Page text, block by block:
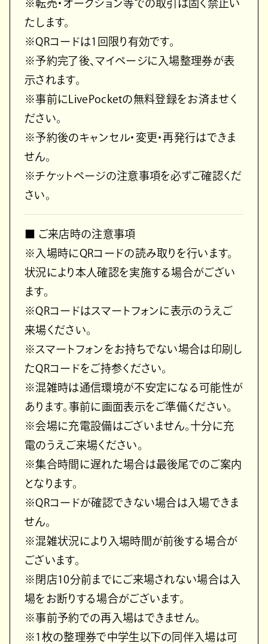
※転売・オークション等での取引は固く禁止い
たします。
※QRコードは1回限り有効です。
※予約完了後、マイページに入場整理券が表
示されます。
※事前にLivePocketの無料登録をお済ませく
ださい。
※予約後のキャンセル・変更・再発行はできま
せん。
※チケットページの注意事項を必ずご確認くだ
さい。
■ ご来店時の注意事項
※入場時にQRコードの読み取りを行います。
状況により本人確認を実施する場合がござい
ます。
※QRコードはスマートフォンに表示のうえご
来場ください。
※スマートフォンをお持ちでない場合は印刷し
たQRコードをご持参ください。
※混雑時は通信環境が不安定になる可能性が
あります。事前に画面表示をご準備ください。
※会場に充電設備はございません。十分に充
電のうえご来場ください。
※集合時間に遅れた場合は最後尾でのご案内
となります。
※QRコードが確認できない場合は入場できま
せん。
※混雑状況により入場時間が前後する場合が
ございます。
※閉店10分前までにご来場されない場合は入
場をお断りする場合がございます。
※事前予約での再入場はできません。
※1枚の整理券で中学生以下の同伴入場は可